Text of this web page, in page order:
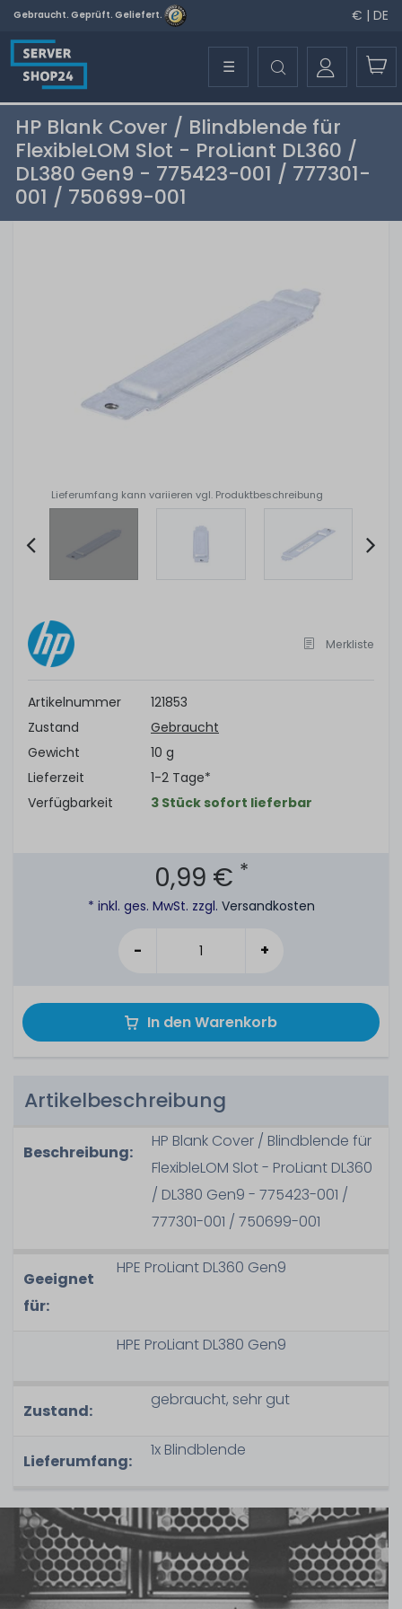
Gebraucht. Geprüft. Geliefert. € | DE
☰
HP Blank Cover / Blindblende für
FlexibleLOM Slot - ProLiant DL360 /
DL380 Gen9 - 775423-001 / 777301-
001 / 750699-001
Lieferumfang kann variieren vgl. Produktbeschreibung
of
4
Merkliste
Artikelnummer
121853
Zustand
Gebraucht
Gewicht
10 g
Lieferzeit
1-2 Tage*
Verfügbarkeit
3 Stück sofort lieferbar
0,99 € *
* inkl. ges. MwSt. zzgl. Versandkosten
- +
In den Warenkorb
Artikelbeschreibung
Beschreibung:
HP Blank Cover / Blindblende für
FlexibleLOM Slot - ProLiant DL360
/ DL380 Gen9 - 775423-001 /
777301-001 / 750699-001
Geeignet
für:
HPE ProLiant DL360 Gen9
HPE ProLiant DL380 Gen9
Zustand:
gebraucht, sehr gut
Lieferumfang:
1x Blindblende